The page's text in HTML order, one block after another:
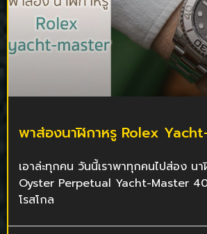
พาส่องนาฬิกาหรู Rolex
เอาล่ะทุกคน วันนี้เราพาทุกคนไปส่อง น
Oyster Perpetual Yacht-Master 40
โรสโกล